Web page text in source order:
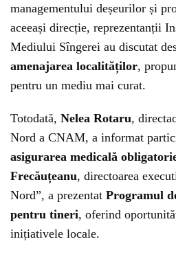
managementului deșeurilor și
aceeași direcție, reprezentanții
Mediului Sîngerei au discutat
amenajarea localităților,
pentru un mediu mai curat.
Totodată, Nelea Rotaru,
Nord a CNAM, a informat
asigurarea medicală
Frecăuțeanu, directoarea
Nord”, a prezentat Programul
pentru tineri, oferind
inițiativele locale.